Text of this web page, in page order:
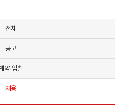
전체
공고
약·입찰
채용